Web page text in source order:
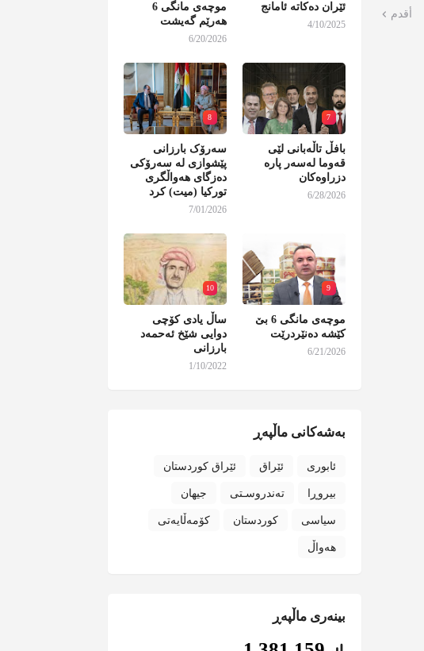
أقدم
ئێران دەکاتە ئامانج
4/10/2025
موچەی مانگی 6
هەرێم گەیشت
6/20/2026
7
بافڵ تاڵەبانی لێی
قەوما لەسەر پارە
دزراوەکان
6/28/2026
8
سەرۆک بارزانی
پێشوازی لە سەرۆکی
دەزگای هەواڵگری
تورکیا (میت) کرد
7/01/2026
9
موچەی مانگی 6 بێ
کێشە دەنێردرێت
6/21/2026
10
ساڵ یادی کۆچی
دوایی شێخ ئەحمەد
بارزانی
1/10/2022
بەشەکانی ماڵپەڕ
ئابوری ئێراق ئێراق کوردستان
بیروڕا تەندروسـتی جیهان
سیاسی کوردستان کۆمەڵایەتی
هەواڵ
بینەری ماڵپەڕ